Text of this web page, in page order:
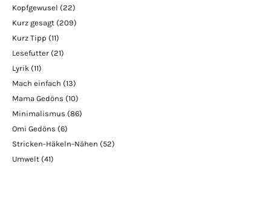
Kopfgewusel (22)
Kurz gesagt (209)
Kurz Tipp (11)
Lesefutter (21)
Lyrik (11)
Mach einfach (13)
Mama Gedöns (10)
Minimalismus (86)
Omi Gedöns (6)
Stricken-Häkeln-Nähen (52)
Umwelt (41)